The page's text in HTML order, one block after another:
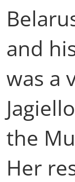
and
was a
the
Her